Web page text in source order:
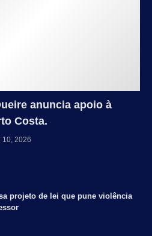
anuncia apoio à
Costa.
10, 2026
projeto de lei que pune violência